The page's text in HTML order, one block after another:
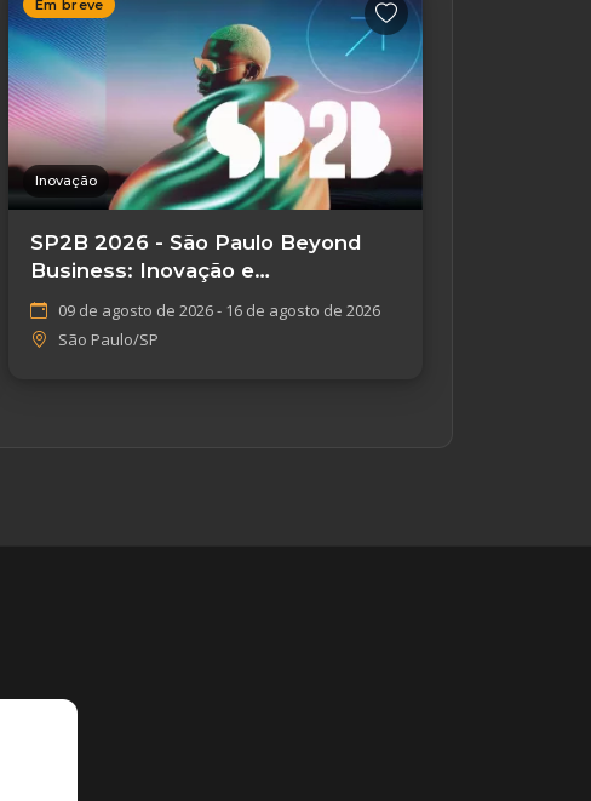
Em breve
Inovação
SP2B 2026 - São Paulo Beyond
Business: Inovação e
Empreendedorismo
09 de agosto de 2026 - 16 de agosto de 2026
São Paulo/SP